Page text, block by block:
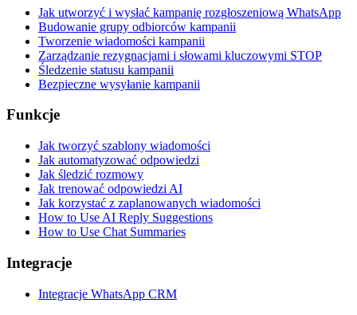
Jak utworzyć i wysłać kampanię rozgłoszeniową WhatsApp
Budowanie grupy odbiorców kampanii
Tworzenie wiadomości kampanii
Zarządzanie rezygnacjami i słowami kluczowymi STOP
Śledzenie statusu kampanii
Bezpieczne wysyłanie kampanii
Funkcje
Jak tworzyć szablony wiadomości
Jak automatyzować odpowiedzi
Jak śledzić rozmowy
Jak trenować odpowiedzi AI
Jak korzystać z zaplanowanych wiadomości
How to Use AI Reply Suggestions
How to Use Chat Summaries
Integracje
Integracje WhatsApp CRM